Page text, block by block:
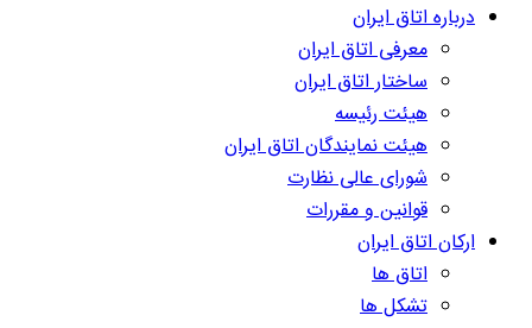
درباره اتاق ایران
معرفی اتاق ایران
ساختار اتاق ایران
هیئت رئیسه
هیئت نمایندگان اتاق ایران
شورای عالی نظارت
قوانین و مقررات
ارکان اتاق ایران
اتاق ها
تشکل ها